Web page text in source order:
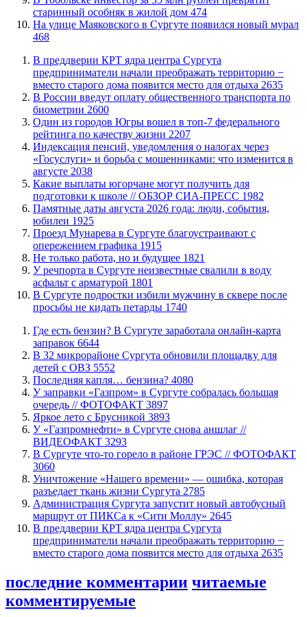
старинный особняк в жилой дом 474
​На улице Маяковского в Сургуте появился новый мурал
468
​В преддверии КРТ ядра центра Сургута
предприниматели начали преображать территорию −
вместо старого дома появится место для отдыха 2635
В России введут оплату общественного транспорта по
биометрии 2600
Один из городов Югры вошел в топ-7 федерального
рейтинга по качеству жизни 2207
​Индексация пенсий, уведомления о налогах через
«Госуслуги» и борьба с мошенниками: что изменится в
августе 2038
Какие выплаты югорчане могут получить для
подготовки к школе // ОБЗОР СИА-ПРЕСС 1982
​Памятные даты августа 2026 года: люди, события,
юбилеи 1925
​Проезд Мунарева в Сургуте благоустраивают с
опережением графика 1915
​Не только работа, но и будущее 1821
​У речпорта в Сургуте неизвестные свалили в воду
асфальт с арматурой 1801
В Сургуте подростки избили мужчину в сквере после
просьбы не кидать петарды 1740
​Где есть бензин? В Сургуте заработала онлайн-карта
заправок 6644
В 32 микрорайоне Сургута обновили площадку для
детей с ОВЗ 5552
​Последняя капля… бензина? 4080
​У заправки «Газпром» в Сургуте собралась большая
очередь // ФОТОФАКТ 3897
Яркое лето с Брусникой 3893
У «Газпромнефти» в Сургуте снова аншлаг //
ВИДЕОФАКТ 3293
​В Сургуте что-то горело в районе ГРЭС // ФОТОФАКТ
3060
​Уничтожение «Нашего времени» — ошибка, которая
разъедает ткань жизни Сургута 2785
​Администрация Сургута запустит новый автобусный
маршрут от ПИКСа к «Сити Моллу» 2645
​В преддверии КРТ ядра центра Сургута
предприниматели начали преображать территорию −
вместо старого дома появится место для отдыха 2635
последние комментарии читаемые
комментируемые